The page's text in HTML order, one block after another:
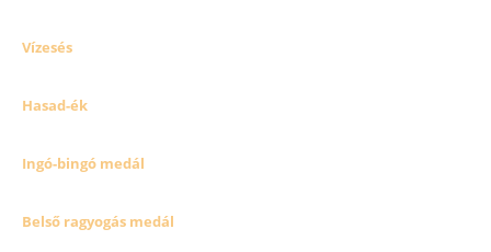
Vízesés
Hasad-ék
Ingó-bingó medál
Belső ragyogás medál